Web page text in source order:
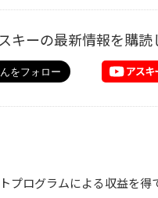
キーの最新情報を購読
プログラムによる収益を得